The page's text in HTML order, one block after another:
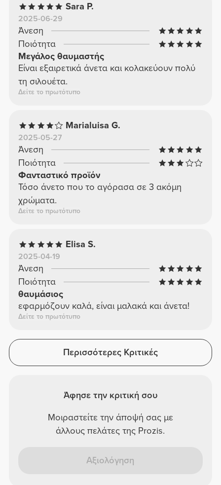
Sara P.
2025-06-29
Άνεση
Ποιότητα
Μεγάλος θαυμαστής
Είναι εξαιρετικά άνετα και κολακεύουν πολύ
τη σιλουέτα.
Δείτε το πρωτότυπο
Marialuisa G.
2025-05-27
Άνεση
Ποιότητα
Φανταστικό προϊόν
Τόσο άνετο που το αγόρασα σε 3 ακόμη
χρώματα.
Δείτε το πρωτότυπο
Elisa S.
2025-04-19
Άνεση
Ποιότητα
θαυμάσιος
εφαρμόζουν καλά, είναι μαλακά και άνετα!
Δείτε το πρωτότυπο
Περισσότερες Κριτικές
Άφησε την κριτική σου
Μοιραστείτε την άποψή σας με
άλλους πελάτες της Prozis.
Αξιολόγηση